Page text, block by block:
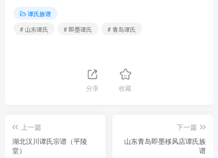
谭氏族谱
# 山东谭氏
# 即墨谭氏 # 青岛谭氏
分享 收藏
上一篇
湖北汉川谭氏宗谱（平陵
堂）
下一篇
山东青岛即墨移风店谭氏族
谱